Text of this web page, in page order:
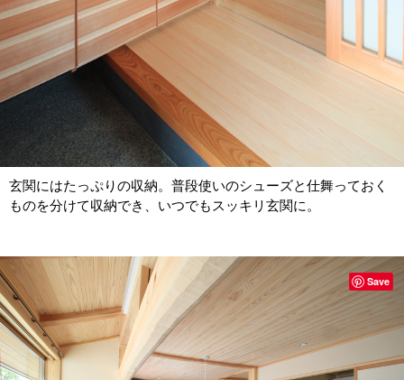
玄関にはたっぷりの収納。普段使いのシューズと仕舞っておく
ものを分けて収納でき、いつでもスッキリ玄関に。
Save